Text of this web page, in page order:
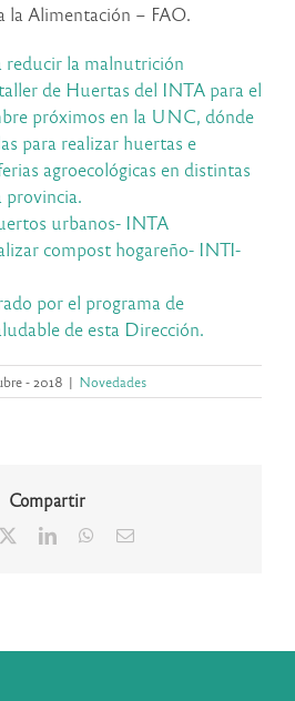
la Alimentación – FAO.
reducir la malnutrición
de Huertas del INTA para el
próximos en la UNC, dónde
para realizar huertas e
agroecológicas en distintas
provincia.
urbanos- INTA
compost hogareño- INTI-
por el programa de
de esta Dirección.
- 2018 | Novedades
Compartir
LinkedInWhatsApp
Correo